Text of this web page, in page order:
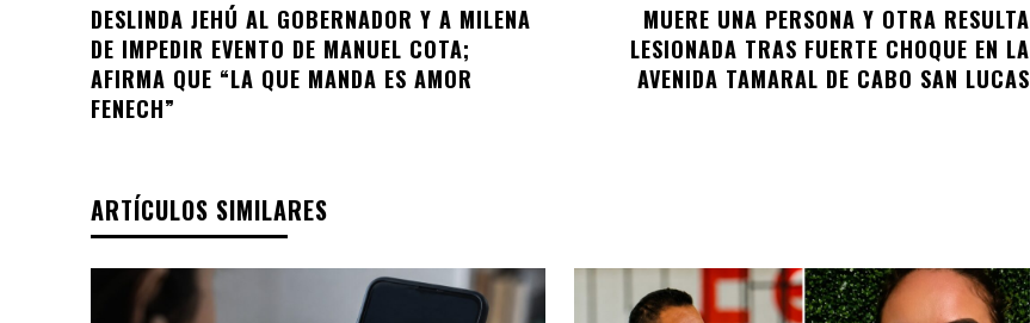
DESLINDA JEHÚ AL GOBERNADOR Y A MILENA
DE IMPEDIR EVENTO DE MANUEL COTA;
AFIRMA QUE “LA QUE MANDA ES AMOR
FENECH”
MUERE UNA PERSONA Y OTRA RESULTA
LESIONADA TRAS FUERTE CHOQUE EN LA
AVENIDA TAMARAL DE CABO SAN LUCAS
ARTÍCULOS SIMILARES